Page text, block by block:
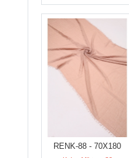
RENK-88 - 70X180